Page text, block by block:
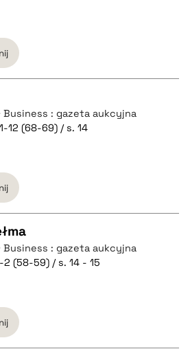
Business : gazeta aukcyjna
12 (68-69) / s. 14
Business : gazeta aukcyjna
2 (58-59) / s. 14 - 15